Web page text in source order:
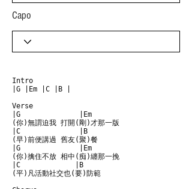
Capo
Intro
|G |Em |C |B |
Verse
|G              |Em
(你)無謂迫我 打開(剛)才那一版
|C              |B
(早)前便講過 舊友(聚)餐
|G              |Em
(你)擒住不放 相中(痴)纏那一挽
|C             |B
(平)凡活動社交也(要)防範